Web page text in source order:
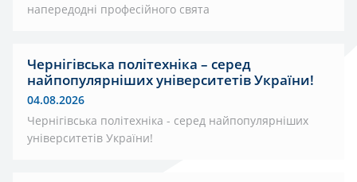
напередодні професійного свята
Чернігівська політехніка – серед
найпопулярніших університетів України!
04.08.2026
Чернігівська політехніка - серед найпопулярніших
університетів України!